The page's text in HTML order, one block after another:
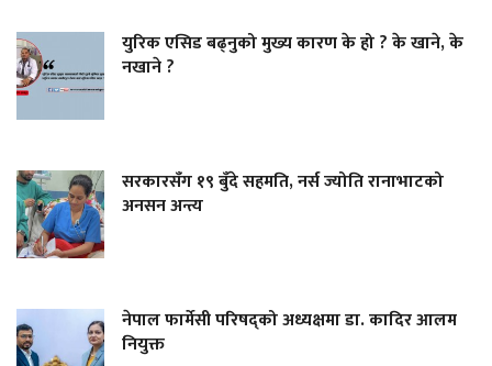
युरिक एसिड बढ्नुको मुख्य कारण के हो ? के खाने, के
नखाने ?
सरकारसँग १९ बुँदे सहमति, नर्स ज्योति रानाभाटको
अनसन अन्त्य
नेपाल फार्मेसी परिषद्को अध्यक्षमा डा. कादिर आलम
नियुक्त